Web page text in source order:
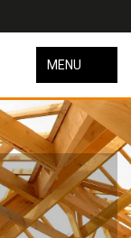
MENU